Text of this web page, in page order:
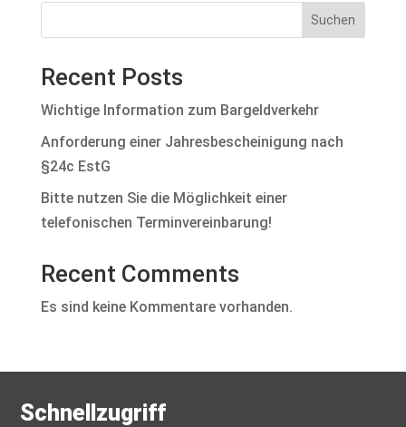
Suchen
Recent Posts
Wichtige Information zum Bargeldverkehr
Anforderung einer Jahresbescheinigung nach
§24c EstG
Bitte nutzen Sie die Möglichkeit einer
telefonischen Terminvereinbarung!
Recent Comments
Es sind keine Kommentare vorhanden.
Schnellzugriff